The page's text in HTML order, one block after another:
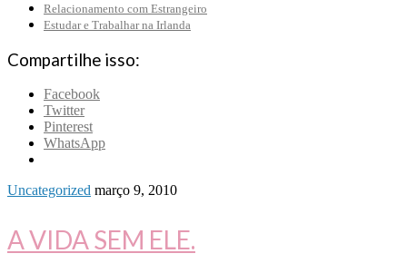
Relacionamento com Estrangeiro
Estudar e Trabalhar na Irlanda
Compartilhe isso:
Facebook
Twitter
Pinterest
WhatsApp
Uncategorized março 9, 2010
A VIDA SEM ELE.